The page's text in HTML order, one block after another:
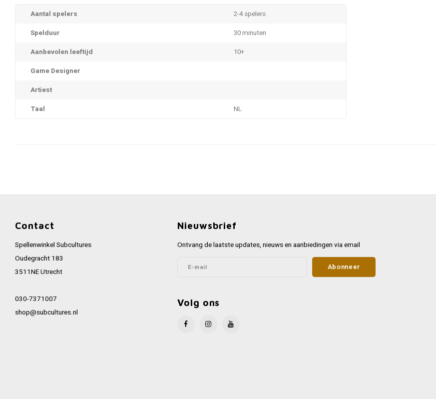
Aantal spelers
2-4 spelers
Spelduur
30 minuten
Aanbevolen leeftijd
10+
Game Designer
Artiest
Taal
NL
Contact
Spellenwinkel Subcultures
Oudegracht 183
3511NE Utrecht
030-7371007
shop@subcultures.nl
Nieuwsbrief
Ontvang de laatste updates, nieuws en aanbiedingen via email
Abonneer
Volg ons